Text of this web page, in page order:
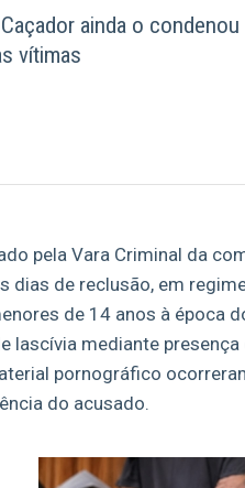
ainda o
vítimas
pela Vara Criminal da
dias de reclusão, em
de 14 anos à época
lascívia mediante
pornográfico
do acusado.